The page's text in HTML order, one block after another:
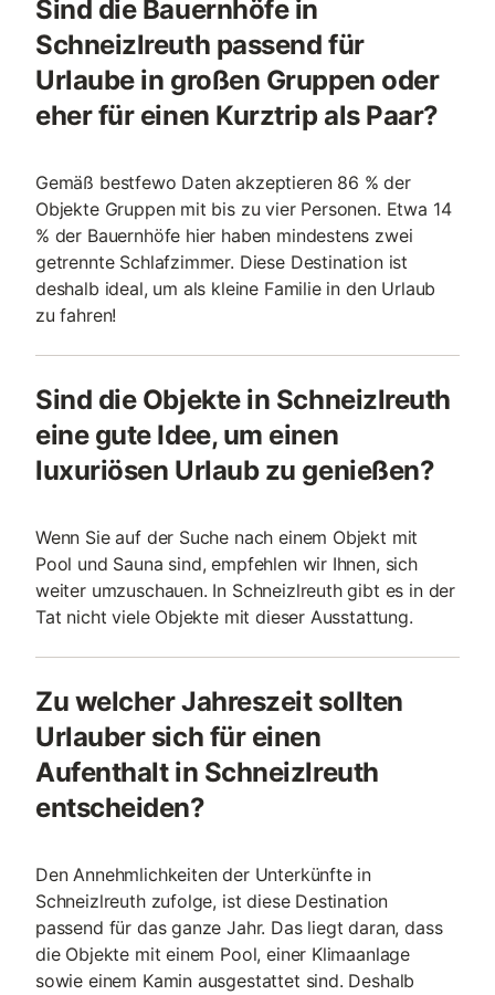
Sind die Bauernhöfe in
Schneizlreuth passend für
Urlaube in großen Gruppen oder
eher für einen Kurztrip als Paar?
Gemäß bestfewo Daten akzeptieren 86 % der
Objekte Gruppen mit bis zu vier Personen. Etwa 14
% der Bauernhöfe hier haben mindestens zwei
getrennte Schlafzimmer. Diese Destination ist
deshalb ideal, um als kleine Familie in den Urlaub
zu fahren!
Sind die Objekte in Schneizlreuth
eine gute Idee, um einen
luxuriösen Urlaub zu genießen?
Wenn Sie auf der Suche nach einem Objekt mit
Pool und Sauna sind, empfehlen wir Ihnen, sich
weiter umzuschauen. In Schneizlreuth gibt es in der
Tat nicht viele Objekte mit dieser Ausstattung.
Zu welcher Jahreszeit sollten
Urlauber sich für einen
Aufenthalt in Schneizlreuth
entscheiden?
Den Annehmlichkeiten der Unterkünfte in
Schneizlreuth zufolge, ist diese Destination
passend für das ganze Jahr. Das liegt daran, dass
die Objekte mit einem Pool, einer Klimaanlage
sowie einem Kamin ausgestattet sind. Deshalb